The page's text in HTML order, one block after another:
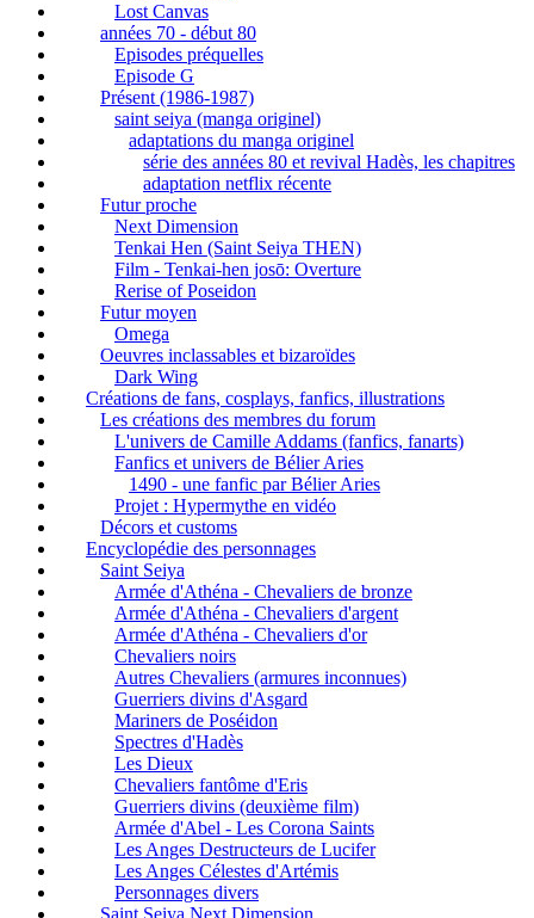
Lost Canvas
années 70 - début 80
Episodes préquelles
Episode G
Présent (1986-1987)
saint seiya (manga originel)
adaptations du manga originel
série des années 80 et revival Hadès, les chapitres
adaptation netflix récente
Futur proche
Next Dimension
Tenkai Hen (Saint Seiya THEN)
Film - Tenkai-hen josō: Overture
Rerise of Poseidon
Futur moyen
Omega
Oeuvres inclassables et bizaroïdes
Dark Wing
Créations de fans, cosplays, fanfics, illustrations
Les créations des membres du forum
L'univers de Camille Addams (fanfics, fanarts)
Fanfics et univers de Bélier Aries
1490 - une fanfic par Bélier Aries
Projet : Hypermythe en vidéo
Décors et customs
Encyclopédie des personnages
Saint Seiya
Armée d'Athéna - Chevaliers de bronze
Armée d'Athéna - Chevaliers d'argent
Armée d'Athéna - Chevaliers d'or
Chevaliers noirs
Autres Chevaliers (armures inconnues)
Guerriers divins d'Asgard
Mariners de Poséidon
Spectres d'Hadès
Les Dieux
Chevaliers fantôme d'Eris
Guerriers divins (deuxième film)
Armée d'Abel - Les Corona Saints
Les Anges Destructeurs de Lucifer
Les Anges Célestes d'Artémis
Personnages divers
Saint Seiya Next Dimension